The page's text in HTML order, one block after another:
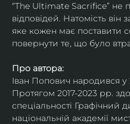
“The Ultimate Sacrifice” не
відповідей. Натомість
яке кожен має поставити
повернути те, що було
Про автора:
Іван Попович народився у
Протягом 2017-2023 рр.
спеціальності Графічний
національній академії